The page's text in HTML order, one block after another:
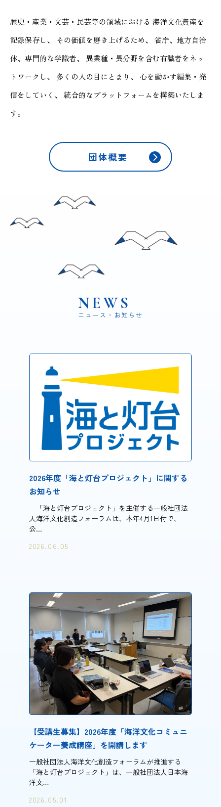
歴史・産業・文芸・民芸等の領域における 海洋文化資産を
記録保存し、
その価値を磨き上げるため、
省庁、地方自治
体、専門的な学識者、
異業種・異分野を含む有識者をネッ
トワークし、
多くの人の目にとまり、
心を動かす編集・発
信をしていく、
統合的なプラットフォームを構築いたしま
す。
団体概要
NEWS
ニュース・お知らせ
2026年度「海と灯台プロジェクト」に関する
お知らせ
「海と灯台プロジェクト」を主催する一般社団法
人海洋文化創造フォーラムは、本年4月1日付で、
公…
2026.06.05
【受講生募集】2026年度「​海洋文化コミュニ
ケーター養成講座」を開講します
一般社団法人海洋文化創造フォーラムが推進する
「海と灯台プロジェクト」は、一般社団法人日本海
洋文…
2026.05.01